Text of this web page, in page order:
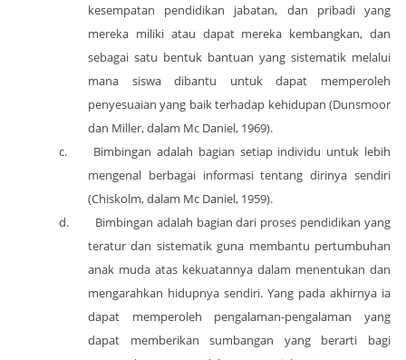
kesempatan pendidikan jabatan, dan pribadi yang
mereka miliki atau dapat mereka kembangkan, dan
sebagai satu bentuk bantuan yang sistematik melalui
mana siswa dibantu untuk dapat memperoleh
penyesuaian yang baik terhadap kehidupan (Dunsmoor
dan Miller, dalam Mc Daniel, 1969).
c.
Bimbingan adalah bagian setiap individu untuk lebih
mengenal berbagai informasi tentang dirinya sendiri
(Chiskolm, dalam Mc Daniel, 1959).
d.
Bimbingan adalah bagian dari proses pendidikan yang
teratur dan sistematik guna membantu pertumbuhan
anak muda atas kekuatannya dalam menentukan dan
mengarahkan hidupnya sendiri. Yang pada akhirnya ia
dapat memperoleh pengalaman-pengalaman yang
dapat memberikan sumbangan yang berarti bagi